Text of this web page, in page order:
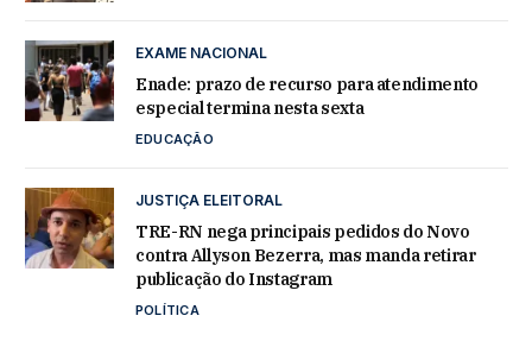
EXAME NACIONAL
Enade: prazo de recurso para atendimento
especial termina nesta sexta
EDUCAÇÃO
JUSTIÇA ELEITORAL
TRE-RN nega principais pedidos do Novo
contra Allyson Bezerra, mas manda retirar
publicação do Instagram
POLÍTICA